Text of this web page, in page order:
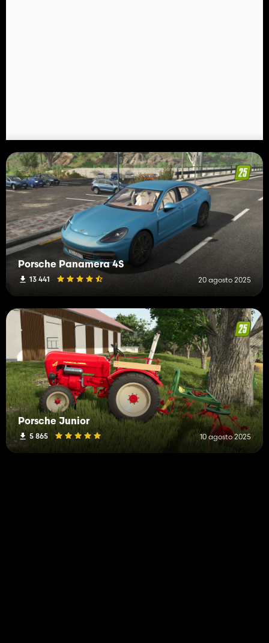
Porsche Panamera 4S
13 441 20 agosto 2025
Porsche Junior
5 865 10 agosto 2025